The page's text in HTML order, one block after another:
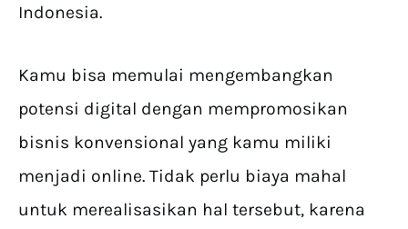
Indonesia.
Kamu bisa memulai mengembangkan
potensi digital dengan mempromosikan
bisnis konvensional yang kamu miliki
menjadi online. Tidak perlu biaya mahal
untuk merealisasikan hal tersebut, karena